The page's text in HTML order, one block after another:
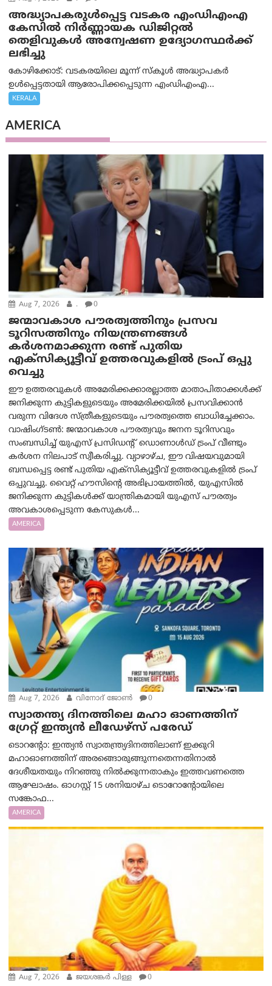
അദ്ധ്യാപകരുള്‍പ്പെട്ട വടകര എംഡി‌എം‌എ
കേസില്‍ നിര്‍ണ്ണായക ഡിജിറ്റല്‍
തെളിവുകള്‍ അന്വേഷണ ഉദ്യോഗസ്ഥര്‍ക്ക്
ലഭിച്ചു
കോഴിക്കോട്: വടകരയിലെ മൂന്ന് സ്കൂൾ അദ്ധ്യാപകർ
ഉൾപ്പെട്ടതായി ആരോപിക്കപ്പെടുന്ന എംഡിഎംഎ...
KERALA
AMERICA
Aug 7, 2026 . 0
ജന്മാവകാശ പൗരത്വത്തിനും പ്രസവ
ടൂറിസത്തിനും നിയന്ത്രണങ്ങൾ
കർശനമാക്കുന്ന രണ്ട് പുതിയ
എക്സിക്യൂട്ടീവ് ഉത്തരവുകളിൽ ട്രംപ് ഒപ്പു
വെച്ചു
ഈ ഉത്തരവുകൾ അമേരിക്കക്കാരല്ലാത്ത മാതാപിതാക്കൾക്ക്
ജനിക്കുന്ന കുട്ടികളുടെയും അമേരിക്കയിൽ പ്രസവിക്കാൻ
വരുന്ന വിദേശ സ്ത്രീകളുടെയും പൗരത്വത്തെ ബാധിച്ചേക്കാം.
വാഷിംഗ്ടണ്‍: ജന്മാവകാശ പൗരത്വവും ജനന ടൂറിസവും
സംബന്ധിച്ച് യുഎസ് പ്രസിഡന്റ് ഡൊണാൾഡ് ട്രംപ് വീണ്ടും
കർശന നിലപാട് സ്വീകരിച്ചു. വ്യാഴാഴ്ച, ഈ വിഷയവുമായി
ബന്ധപ്പെട്ട രണ്ട് പുതിയ എക്സിക്യൂട്ടീവ് ഉത്തരവുകളിൽ ട്രംപ്
ഒപ്പുവച്ചു. വൈറ്റ് ഹൗസിന്റെ അഭിപ്രായത്തിൽ, യുഎസിൽ
ജനിക്കുന്ന കുട്ടികൾക്ക് യാന്ത്രികമായി യുഎസ് പൗരത്വം
അവകാശപ്പെടുന്ന കേസുകൾ...
AMERICA
Aug 7, 2026 വിനോദ് ജോൺ 0
സ്വാതന്ത്യ ദിനത്തിലെ മഹാ ഓണത്തിന്
ഗ്രേറ്റ് ഇന്ത്യൻ ലീഡേഴ്സ് പരേഡ്
ടൊറന്റോ: ഇന്ത്യൻ സ്വാതന്ത്ര്യദിനത്തിലാണ് ഇക്കുറി
മഹാഓണത്തിന് അരങ്ങൊരുങ്ങുന്നതെന്നതിനാൽ
ദേശീയതയും നിറഞ്ഞു നിൽക്കുന്നതാകും ഇത്തവണത്തെ
ആഘോഷം. ഓഗസ്റ്റ് 15 ശനിയാഴ്ച ടൊറോന്റോയിലെ
സങ്കോഫ...
AMERICA
Aug 7, 2026 ജയശങ്കര്‍ പിള്ള 0